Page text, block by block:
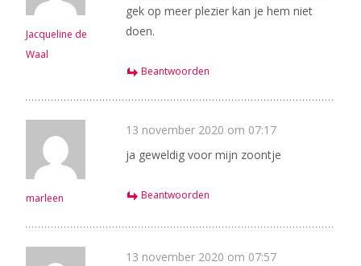
Jacqueline de
Waal
gek op meer plezier kan je hem niet
doen.
Beantwoorden
marleen
13 november 2020 om 07:17
ja geweldig voor mijn zoontje
Beantwoorden
13 november 2020 om 07:57